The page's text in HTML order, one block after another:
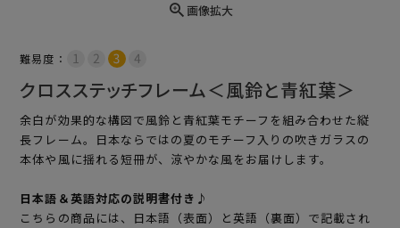
画像拡大
難易度：
クロスステッチフレーム＜風鈴と青紅葉＞
余白が効果的な構図で風鈴と青紅葉モチーフを組み合わせた縦
長フレーム。日本ならではの夏のモチーフ入りの吹きガラスの
本体や風に揺れる短冊が、涼やかな風をお届けします。
日本語＆英語対応の説明書付き♪
こちらの商品には、日本語（表面）と英語（裏面）で記載され